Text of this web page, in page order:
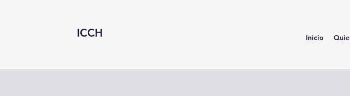
ICCH Inicio